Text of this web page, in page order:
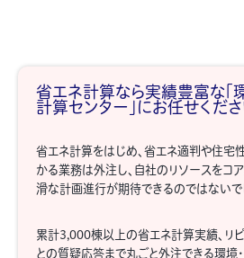
省エネ計算なら実績豊富な「
計算センター」にお任せくださ
省エネ計算をはじめ、省エネ適判や住宅
かる業務は外注し、自社のリソースをコ
滑な計画進行が期待できるのではないで
累計3,000棟以上の省エネ計算実績、リ
との質疑応答まで丸ごと外注できる環境